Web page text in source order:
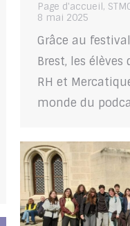
Page d'accueil,
8 mai 2025
Grâce au
Brest, les élèves
RH et
monde du